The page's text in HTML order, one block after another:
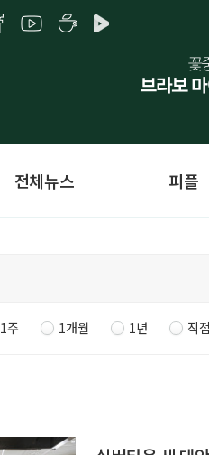
전체뉴스 피플
1주 1개월 1년 직